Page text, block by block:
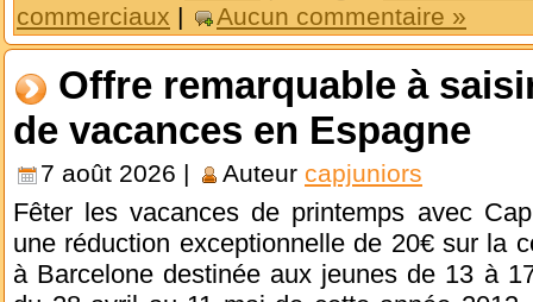
commerciaux | Aucun commentaire »
Offre remarquable à
de vacances en Espagne
7 août 2026 | Auteur capjuniors
Fêter les vacances de printemps avec
une réduction exceptionnelle de 20€ sur la
à Barcelone destinée aux jeunes de 13 à